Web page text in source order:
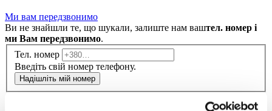
Ми вам передзвонимо
Ви не знайшли те, що шукали, залиште нам ваштел. номер і
ми Вам передзвонимо.
Тел. номер
Введіть свій номер телефону.
Надішліть мій номер